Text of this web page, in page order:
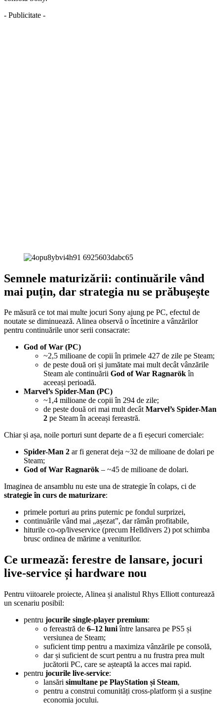
- Publicitate -
Semnele maturizării: continuările vând
mai puțin, dar strategia nu se prăbușește
Pe măsură ce tot mai multe jocuri Sony ajung pe PC, efectul de
noutate se diminuează. Alinea observă o încetinire a vânzărilor
pentru continuările unor serii consacrate:
God of War (PC)
~2,5 milioane de copii în primele 427 de zile pe Steam;
de peste două ori și jumătate mai mult decât vânzările
Steam ale continuării God of War Ragnarökîn
aceeași perioadă.
Marvel’s Spider-Man (PC)
~1,4 milioane de copii în 294 de zile;
de peste două ori mai mult decâtMarvel’s Spider-Man
2 pe Steam în aceeași fereastră.
Chiar și așa, noile porturi sunt departe de a fi eșecuri comerciale:
Spider-Man 2 ar fi generat deja ~32 de milioane de dolari pe
Steam;
God of War Ragnarök – ~45 de milioane de dolari.
Imaginea de ansamblu nu este una de strategie în colaps, ci de
strategie în curs de maturizare:
primele porturi au prins puternic pe fondul surprizei,
continuările vând mai „așezat”, dar rămân profitabile,
hiturile co-op/liveservice (precum Helldivers 2) pot schimba
brusc ordinea de mărime a veniturilor.
Ce urmează: ferestre de lansare, jocuri
live-service și hardware nou
Pentru viitoarele proiecte, Alinea și analistul Rhys Elliott conturează
un scenariu posibil:
pentru jocurile single-player premium:
o fereastră de 6–12 luniîntre lansarea pe PS5 și
versiunea de Steam;
suficient timp pentru a maximiza vânzările pe consolă,
dar și suficient de scurt pentru a nu frustra prea mult
jucătorii PC, care se așteaptă la acces mai rapid.
pentru jocurile live-service:
lansări simultane pe PlayStation și Steam,
pentru a construi comunități cross-platform și a susține
economia jocului.